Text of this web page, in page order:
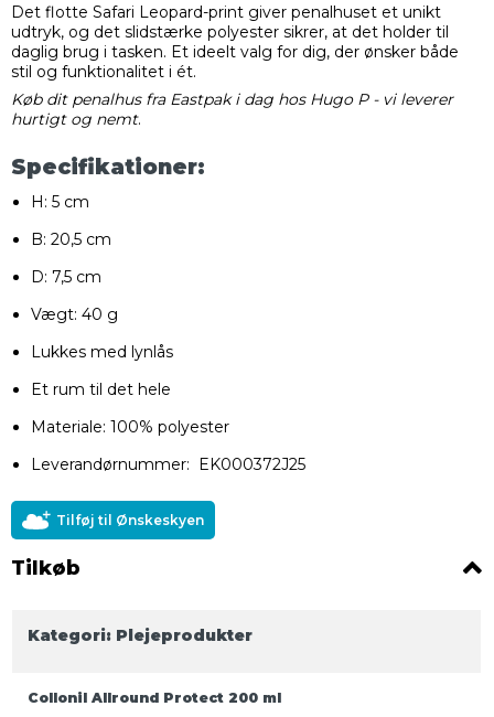
Det flotte Safari Leopard-print giver penalhuset et unikt
udtryk, og det slidstærke polyester sikrer, at det holder til
daglig brug i tasken. Et ideelt valg for dig, der ønsker både
stil og funktionalitet i ét.
Køb dit penalhus fra Eastpak i dag hos Hugo P - vi leverer
hurtigt og nemt.
Specifikationer:
H: 5 cm
B: 20,5 cm
D: 7,5 cm
Vægt: 40 g
Lukkes med lynlås
Et rum til det hele
Materiale: 100% polyester
Leverandørnummer: EK000372J25
Tilføj til Ønskeskyen
Tilkøb
Kategori: Plejeprodukter
Collonil Allround Protect 200 ml